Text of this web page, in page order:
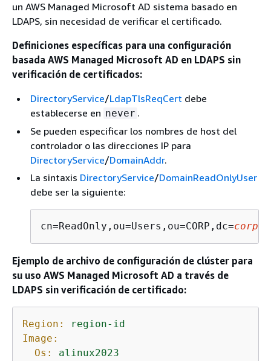
un AWS Managed Microsoft AD sistema basado en
LDAPS, sin necesidad de verificar el certificado.
Definiciones específicas para una configuración
basada AWS Managed Microsoft AD en LDAPS sin
verificación de certificados:
DirectoryService/LdapTlsReqCert debe
establecerse en never .
Se pueden especificar los nombres de host del
controlador o las direcciones IP para
DirectoryService/DomainAddr.
La sintaxis DirectoryService/DomainReadOnlyUser
debe ser la siguiente:
cn=ReadOnly,ou=Users,ou=CORP,dc=corp
Ejemplo de archivo de configuración de clúster para
su uso AWS Managed Microsoft AD a través de
LDAPS sin verificación de certificado:
Region:
region-id
Image:
Os:
alinux2023